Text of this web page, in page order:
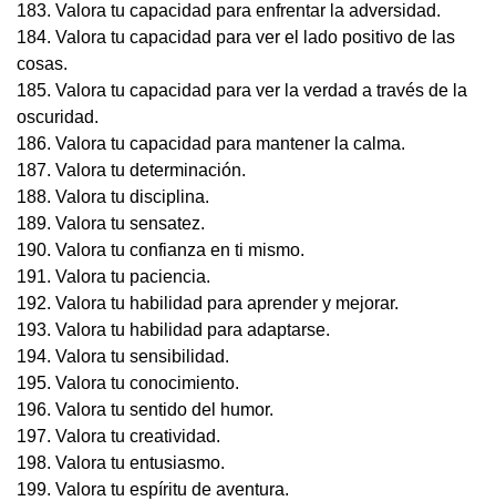
183. Valora tu capacidad para enfrentar la adversidad.
184. Valora tu capacidad para ver el lado positivo de las
cosas.
185. Valora tu capacidad para ver la verdad a través de la
oscuridad.
186. Valora tu capacidad para mantener la calma.
187. Valora tu determinación.
188. Valora tu disciplina.
189. Valora tu sensatez.
190. Valora tu confianza en ti mismo.
191. Valora tu paciencia.
192. Valora tu habilidad para aprender y mejorar.
193. Valora tu habilidad para adaptarse.
194. Valora tu sensibilidad.
195. Valora tu conocimiento.
196. Valora tu sentido del humor.
197. Valora tu creatividad.
198. Valora tu entusiasmo.
199. Valora tu espíritu de aventura.